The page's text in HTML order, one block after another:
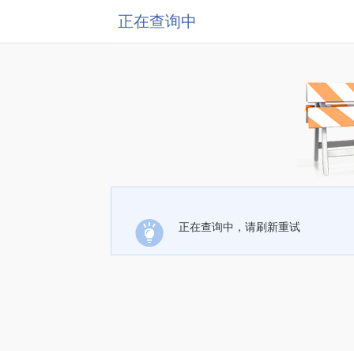
正在查询中
正在查询中，请刷新重试